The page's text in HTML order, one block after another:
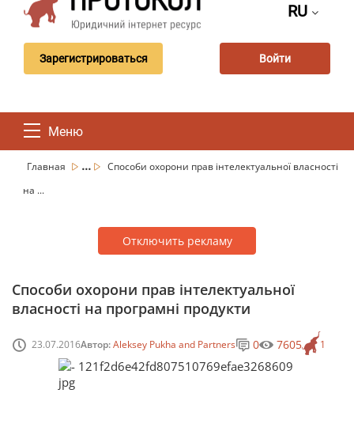
RU
Зарегистрироваться Войти
Меню
Главная ...
Способи охорони прав інтелектуальної власності
на ...
Отключить рекламу
Способи охорони прав інтелектуальної
власності на програмні продукти
23.07.2016Автор:Aleksey Pukha and Partners 1
0 7605